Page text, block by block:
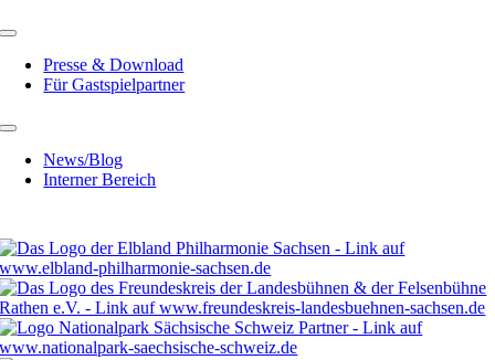
Presse & Download
Für Gastspielpartner
News/Blog
Interner Bereich